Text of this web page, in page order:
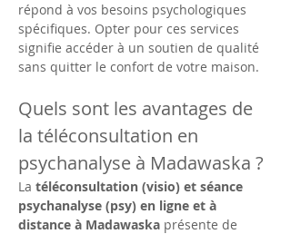
répond à vos besoins psychologiques
spécifiques. Opter pour ces services
signifie accéder à un soutien de qualité
sans quitter le confort de votre maison.
Quels sont les avantages de
la téléconsultation en
psychanalyse à Madawaska ?
La téléconsultation (visio) et séance
psychanalyse (psy) en ligne et à
distance à Madawaska présente de